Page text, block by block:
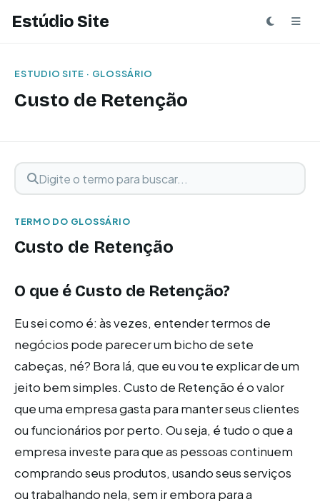
Estúdio Site
ESTUDIO SITE · GLOSSÁRIO
Custo de Retenção
Buscar termo
Digite o termo para buscar
TERMO DO GLOSSÁRIO
Custo de Retenção
O que é Custo de Retenção?
Eu sei como é: às vezes, entender termos de
negócios pode parecer um bicho de sete
cabeças, né? Bora lá, que eu vou te explicar de um
jeito bem simples. Custo de Retenção é o valor
que uma empresa gasta para manter seus clientes
ou funcionários por perto. Ou seja, é tudo o que a
empresa investe para que as pessoas continuem
comprando seus produtos, usando seus serviços
ou trabalhando nela, sem ir embora para a